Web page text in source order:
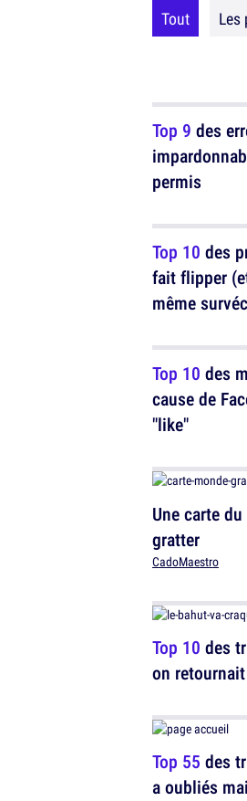
Tout Les
Top 9 des
permis
Top 10 des
fait flipper
même
Top 10 des
cause de
"like"
Une carte
gratter
CadoMaestro
Top 10 des
on
Top 55 des
a oubliés